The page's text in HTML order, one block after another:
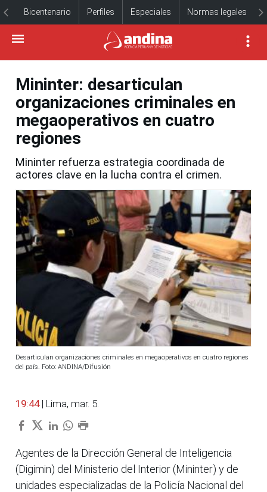
Bicentenario Perfiles Especiales Normas legales
Mininter: desarticulan
organizaciones criminales en
megaoperativos en cuatro
regiones
Mininter refuerza estrategia coordinada de
actores clave en la lucha contra el crimen.
Desarticulan organizaciones criminales en megaoperativos en cuatro regiones
del país. Foto: ANDINA/Difusión
19:44 | Lima, mar. 5.
Agentes de la Dirección General de Inteligencia
(Digimin) del Ministerio del Interior (Mininter) y de
unidades especializadas de la Policía Nacional del